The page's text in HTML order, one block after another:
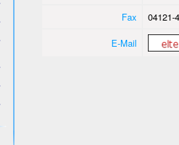
Fax
04121-
E-Mail